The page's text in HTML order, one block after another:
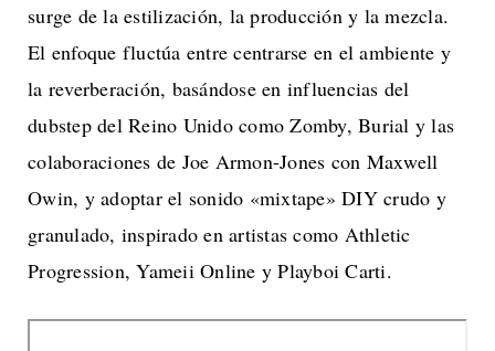
surge de la estilización, la producción y la mezcla.
El enfoque fluctúa entre centrarse en el ambiente y
la reverberación, basándose en influencias del
dubstep del Reino Unido como Zomby, Burial y las
colaboraciones de Joe Armon-Jones con Maxwell
Owin, y adoptar el sonido «mixtape» DIY crudo y
granulado, inspirado en artistas como Athletic
Progression, Yameii Online y Playboi Carti.